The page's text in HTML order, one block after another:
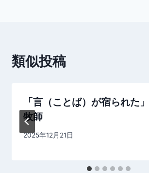
ー
ョ
ン
類似投稿
「言（ことば）が宿られた
牧師
2025年12月21日